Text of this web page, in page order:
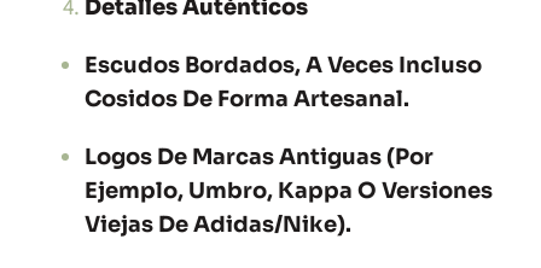
Detalles Auténticos
Escudos Bordados, A Veces Incluso
Cosidos De Forma Artesanal.
Logos De Marcas Antiguas (por
Ejemplo, Umbro, Kappa O Versiones
Viejas De Adidas/Nike).